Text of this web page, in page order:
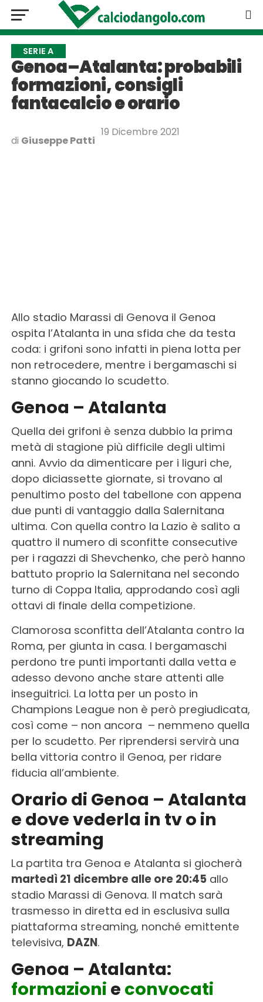
SERIE A
Genoa–Atalanta: probabili
formazioni, consigli
fantacalcio e orario
di Giuseppe Patti
19 Dicembre 2021
Allo stadio Marassi di Genova il Genoa
ospita l’Atalanta in una sfida che da testa
coda: i grifoni sono infatti in piena lotta per
non retrocedere, mentre i bergamaschi si
stanno giocando lo scudetto.
Genoa – Atalanta
Quella dei grifoni è senza dubbio la prima
metà di stagione più difficile degli ultimi
anni. Avvio da dimenticare per i liguri che,
dopo diciassette giornate, si trovano al
penultimo posto del tabellone con appena
due punti di vantaggio dalla Salernitana
ultima. Con quella contro la Lazio è salito a
quattro il numero di sconfitte consecutive
per i ragazzi di Shevchenko, che però hanno
battuto proprio la Salernitana nel secondo
turno di Coppa Italia, approdando così agli
ottavi di finale della competizione.
Clamorosa sconfitta dell’Atalanta contro la
Roma, per giunta in casa. I bergamaschi
perdono tre punti importanti dalla vetta e
adesso devono anche stare attenti alle
inseguitrici. La lotta per un posto in
Champions League non è però pregiudicata,
così come – non ancora – nemmeno quella
per lo scudetto. Per riprendersi servirà una
bella vittoria contro il Genoa, per ridare
fiducia all’ambiente.
Orario di Genoa – Atalanta
e dove vederla in tv o in
streaming
La partita tra Genoa e Atalanta si giocherà
martedì 21 dicembre alle ore 20:45allo
stadio Marassi di Genova. Il match sarà
trasmesso in diretta ed in esclusiva sulla
piattaforma streaming, nonché emittente
televisiva, DAZN.
Genoa – Atalanta:
formazioni e convocati